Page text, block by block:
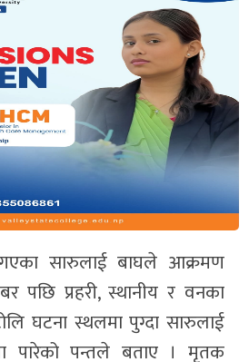
सारुलाई बाघले आक्रमण
पछि प्रहरी, स्थानीय र वनका
घटना स्थलमा पुग्दा सारुलाई
पारेको पन्तले बताए । मृतक